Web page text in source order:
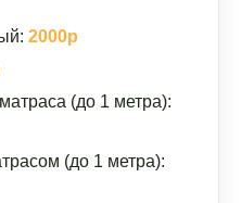
2000р
(до 1 метра):
(до 1 метра):